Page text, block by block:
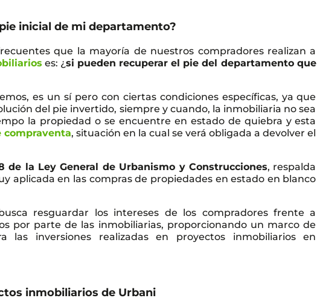
inicial de mi departamento?
que la mayoría de nuestros compradores realizan a
es: ¿si pueden recuperar el pie del departamento que
es un sí pero con ciertas condiciones específicas, ya que
del pie invertido, siempre y cuando, la inmobiliaria no sea
la propiedad o se encuentre en estado de quiebra y esta
compraventa, situación en la cual se verá obligada a devolver el
de la Ley General de Urbanismo y Construcciones, respalda
aplicada en las compras de propiedades en estado en blanco
resguardar los intereses de los compradores frente a
por parte de las inmobiliarias, proporcionando un marco de
las inversiones realizadas en proyectos inmobiliarios en
inmobiliarios de Urbani